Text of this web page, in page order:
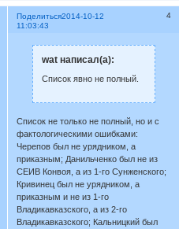
Поделиться 4
2014-10-12
11:03:43
wat написал(а):
Список явно не полный.
Список не только не полный, но и с
фактологическими ошибками:
Черепов был не урядником, а
приказным; Данильченко был не из
СЕИВ Конвоя, а из 1-го Сунженского;
Кривинец был не урядником, а
приказным и не из 1-го
Владикавказского, а из 2-го
Владикавказского; Кальницкий был